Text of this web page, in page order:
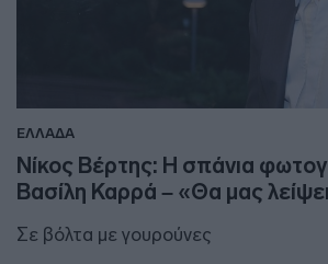
ΕΛΛΑΔΑ
Νίκος Βέρτης: Η σπάνια
Βασίλη Καρρά – «Θα μας
Σε βόλτα με γουρούνες